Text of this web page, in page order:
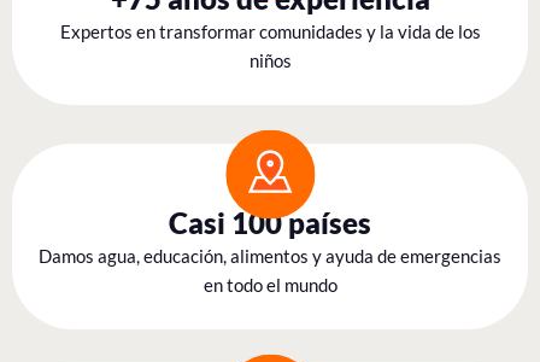
Expertos en transformar comunidades y la vida de los
niños
Casi 100 países
Damos agua, educación, alimentos y ayuda de emergencias
en todo el mundo